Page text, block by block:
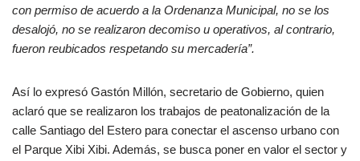
con permiso de acuerdo a la Ordenanza Municipal, no se los
desalojó, no se realizaron decomiso u operativos, al contrario,
fueron reubicados respetando su mercadería”.
Así lo expresó Gastón Millón, secretario de Gobierno, quien
aclaró que se realizaron los trabajos de peatonalización de la
calle Santiago del Estero para conectar el ascenso urbano con
el Parque Xibi Xibi. Además, se busca poner en valor el sector y